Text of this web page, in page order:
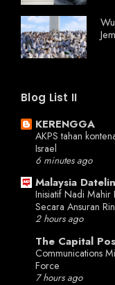
Blog List II
KERENGGA
AKPS tahan
Israel
6 minutes ago
Malaysia
Inisiatif Nadi Mahir
Secara Ansuran
2 hours ago
The Capital
Communications
Force
7 hours ago